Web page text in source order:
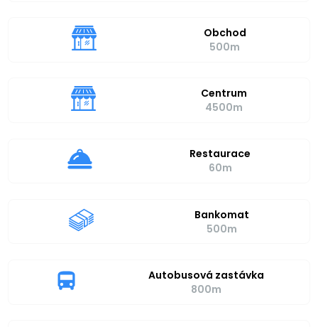
Obchod
500m
Centrum
4500m
Restaurace
60m
Bankomat
500m
Autobusová zastávka
800m